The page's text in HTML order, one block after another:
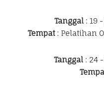
Tanggal: 19
Tempat: Pelatihan
Tanggal : 24